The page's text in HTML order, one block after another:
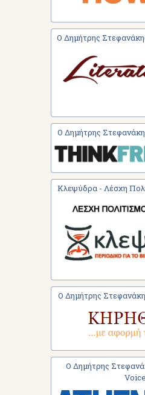
Ο Δημήτρης
Ο Δημήτρης
Κλεψύδρα - Λέσχη
Ο Δημήτρης
Ο Δημήτρης
Voice